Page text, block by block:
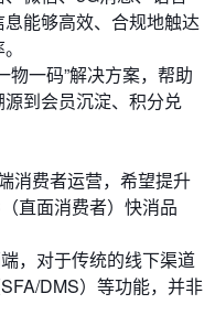
能够高效、合规地触达
物一码”解决方案，帮助
到会员沉淀、积分兑
消费者运营，希望提升
直面消费者）快消品
，对于传统的线下渠道
DMS）等功能，并非